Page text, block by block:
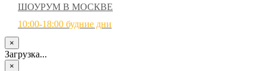
ШОУРУМ В МОСКВЕ
10:00-18:00 будние дни
×
Загрузка...
×